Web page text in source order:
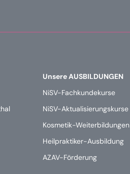
Unsere AUSBILDUNGEN
NiSV-Fachkundekurse
NiSV-Aktualisierungskurse
Kosmetik-Weiterbildungen
Heilpraktiker-Ausbildung
AZAV-Förderung